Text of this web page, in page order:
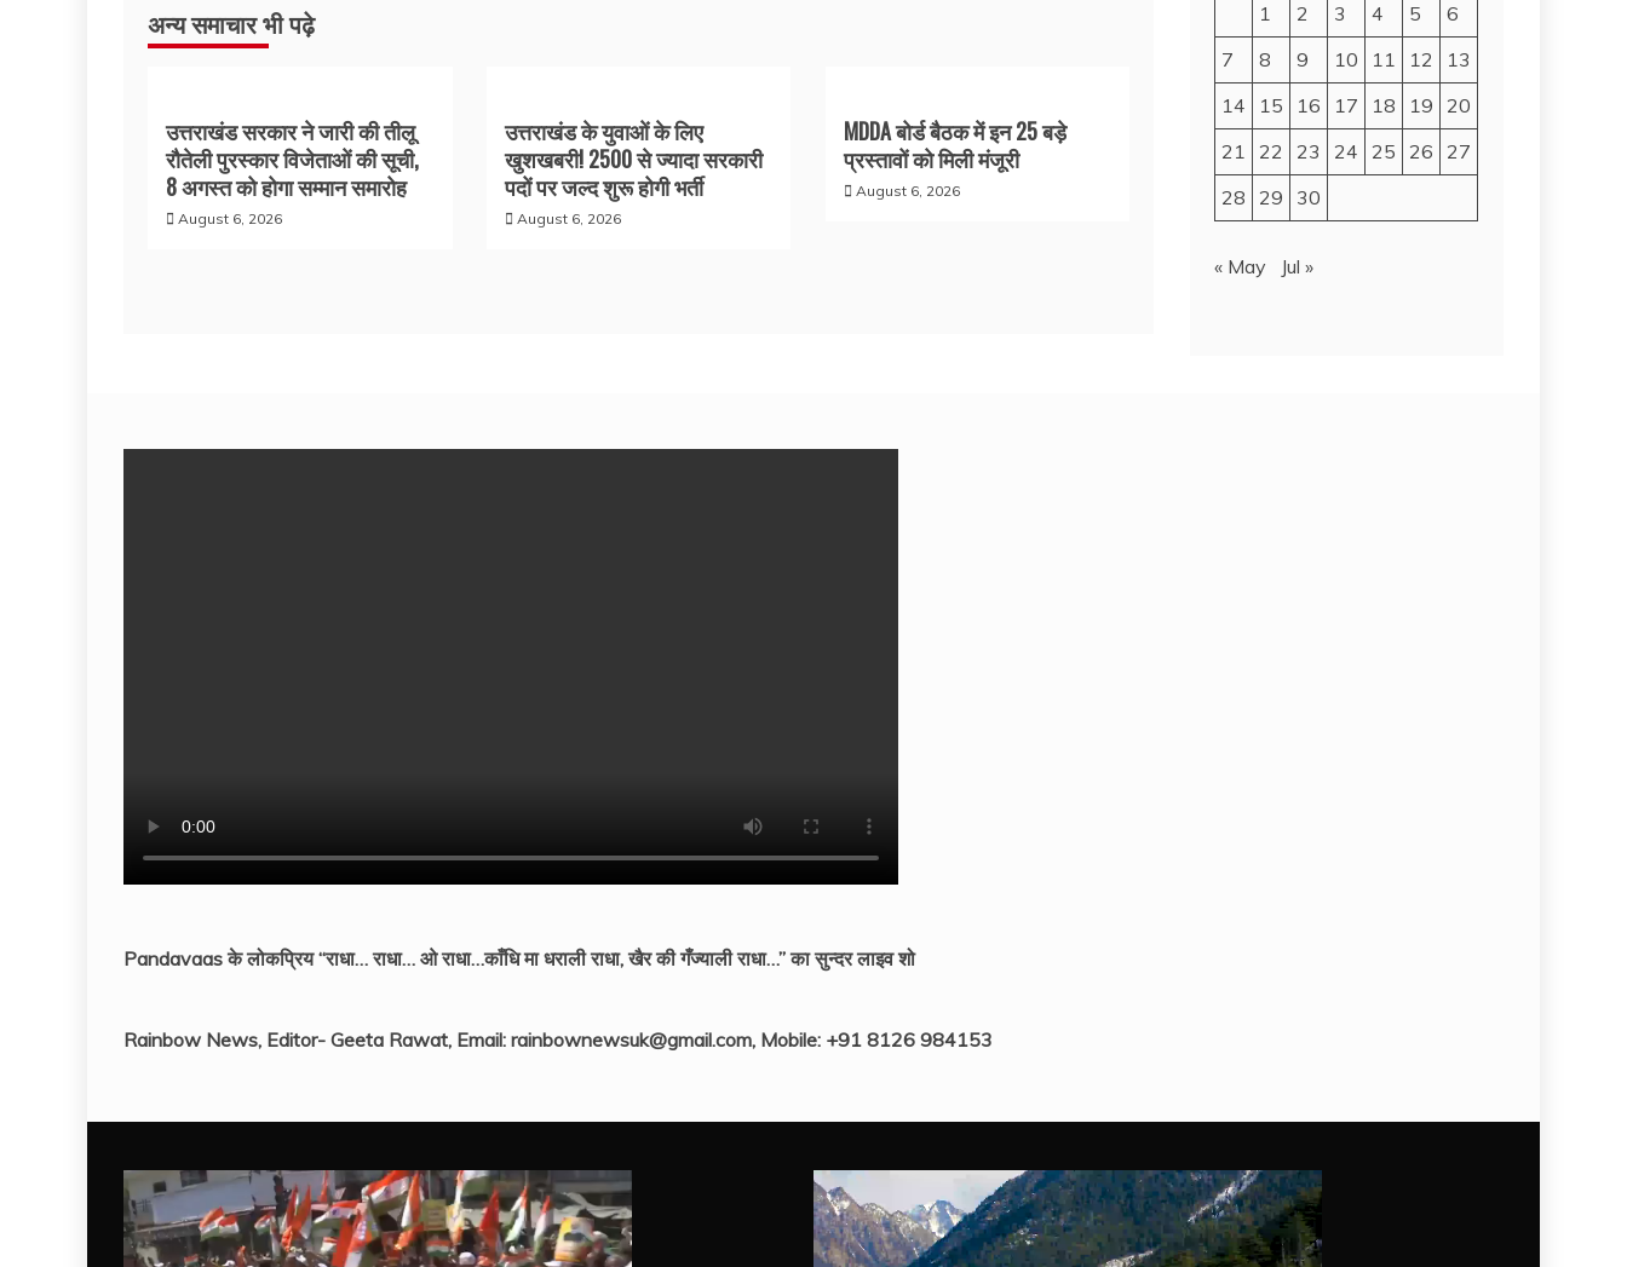
अन्य समाचार भी पढ़े
उत्तराखंड सरकार ने जारी की तीलू
रौतेली पुरस्कार विजेताओं की सूची,
8 अगस्त को होगा सम्मान समारोह
August 6, 2026
उत्तराखंड के युवाओं के लिए
खुशखबरी! 2500 से ज्यादा सरकारी
पदों पर जल्द शुरू होगी भर्ती
August 6, 2026
MDDA बोर्ड बैठक में इन 25 बड़े
प्रस्तावों को मिली मंजूरी
August 6, 2026
1
2 3 4 5
6
7
8 9 10 11 12
13
14
15 16 17 18 19
20
21
22 23 24 25 26
27
28
29 30
« May Jul »
Pandavaas के लोकप्रिय “राधा… राधा… ओ राधा…काँधि मा धराली राधा, खैर की गँज्याली राधा…” का सुन्दर लाइव शो
Rainbow News, Editor- Geeta Rawat, Email: rainbownewsuk@gmail.com, Mobile: +91 8126 984153